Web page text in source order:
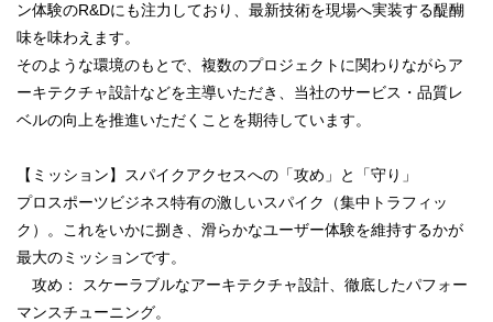
ン体験のR&Dにも注力しており、最新技術を現場へ実装する醍醐
味を味わえます。
そのような環境のもとで、複数のプロジェクトに関わりながらア
ーキテクチャ設計などを主導いただき、当社のサービス・品質レ
ベルの向上を推進いただくことを期待しています。
【ミッション】スパイクアクセスへの「攻め」と「守り」
プロスポーツビジネス特有の激しいスパイク（集中トラフィッ
ク）。これをいかに捌き、滑らかなユーザー体験を維持するかが
最大のミッションです。
攻め： スケーラブルなアーキテクチャ設計、徹底したパフォー
マンスチューニング。